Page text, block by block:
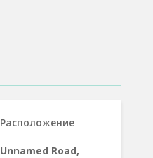
Расположение
Unnamed Road,